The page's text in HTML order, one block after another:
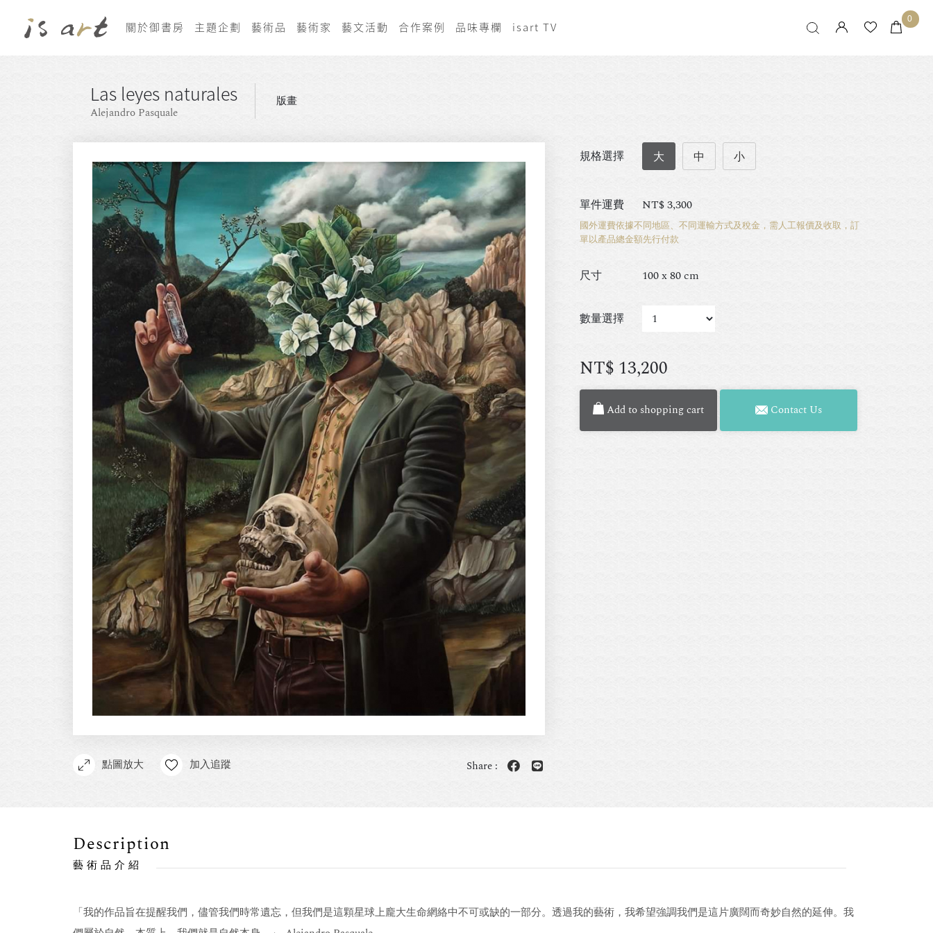
關於御書房 主題企劃 藝術品 藝術家 藝文活動 合作案例 品味專欄 isart TV
0
Las leyes naturales
Alejandro Pasquale
版畫
點圖放大 加入追蹤 Share :
規格選擇 大 中 小
單件運費 NT$3,300
國外運費依據不同地區、不同運輸方式及稅金，需人工報價及收取，訂
單以產品總金額先行付款
尺寸 100 x 80 cm
數量選擇
NT$ 13,200
Add to shopping cart Contact Us
Description
藝術品介紹
「我的作品旨在提醒我們，儘管我們時常遺忘，但我們是這顆星球上龐大生命網絡中不可或缺的一部分。透過我的藝術，我希望強調我們是這片廣闊而奇妙自然的延伸。我